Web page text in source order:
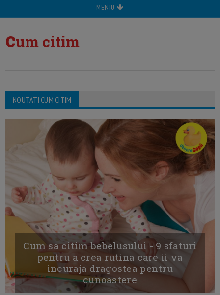
MENIU
cum citim
NOUTATI CUM CITIM
Cum sa citim bebelusului - 9 sfaturi
pentru a crea rutina care ii va
incuraja dragostea pentru
cunoastere